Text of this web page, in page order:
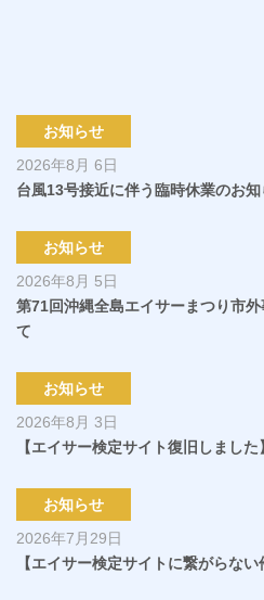
お知らせ
2026年8月 6日
台風13号接近に伴う臨時休業のお知
お知らせ
2026年8月 5日
第71回沖縄全島エイサーまつり市
て
お知らせ
2026年8月 3日
【エイサー検定サイト復旧しました】
お知らせ
2026年7月29日
【エイサー検定サイトに繋がらない